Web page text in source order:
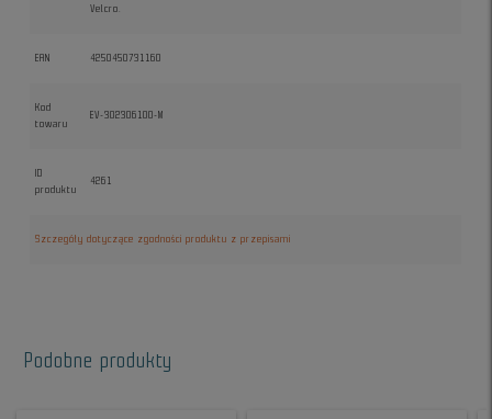
Velcro.
EAN 4250450731160
Kod
towaru
EV-302306100-M
ID
produktu
4261
Szczegóły dotyczące zgodności produktu z przepisami
Podobne produkty